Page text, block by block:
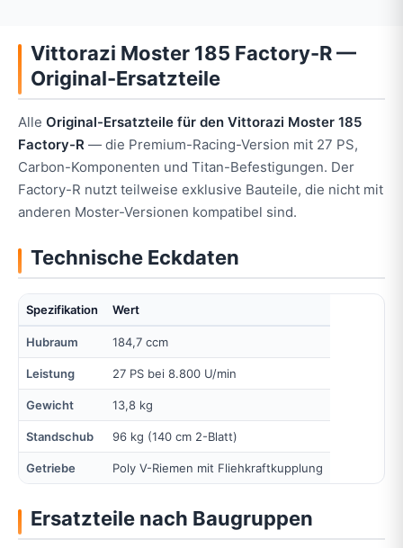
Vittorazi Moster 185 Factory-R —
Original-Ersatzteile
Alle Original-Ersatzteile für den Vittorazi Moster 185
Factory-R — die Premium-Racing-Version mit 27 PS,
Carbon-Komponenten und Titan-Befestigungen. Der
Factory-R nutzt teilweise exklusive Bauteile, die nicht mit
anderen Moster-Versionen kompatibel sind.
Technische Eckdaten
Spezifikation Wert
Hubraum 184,7 ccm
Leistung 27 PS bei 8.800 U/min
Gewicht 13,8 kg
Standschub 96 kg (140 cm 2-Blatt)
Getriebe Poly V-Riemen mit Fliehkraftkupplung
Ersatzteile nach Baugruppen